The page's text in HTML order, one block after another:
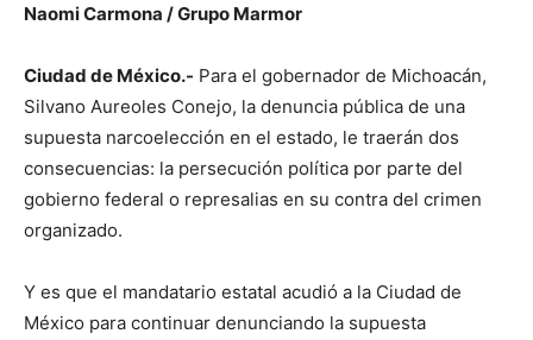
Naomi Carmona / Grupo Marmor
Ciudad de México.- Para el gobernador de Michoacán,
Silvano Aureoles Conejo, la denuncia pública de una
supuesta narcoelección en el estado, le traerán dos
consecuencias: la persecución política por parte del
gobierno federal o represalias en su contra del crimen
organizado.
Y es que el mandatario estatal acudió a la Ciudad de
México para continuar denunciando la supuesta